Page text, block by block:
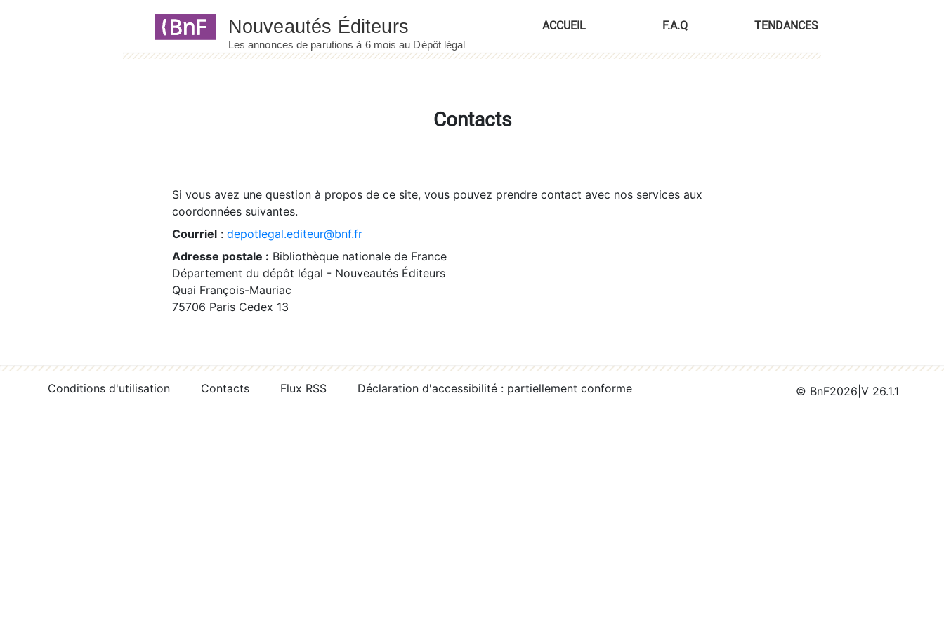
ACCUEIL F.A.Q TENDANCES
Contacts
Si vous avez une question à propos de ce site, vous pouvez prendre contact avec nos services aux
coordonnées suivantes.
Courriel : depotlegal.editeur@bnf.fr
Adresse postale : Bibliothèque nationale de France
Département du dépôt légal - Nouveautés Éditeurs
Quai François-Mauriac
75706 Paris Cedex 13
Conditions d'utilisation Contacts Flux RSS Déclaration d'accessibilité : partiellement conforme © BnF2026 V 26.1.1